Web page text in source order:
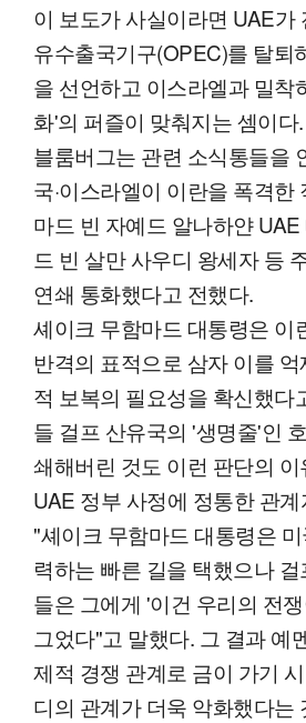
이 보도가 사실이라면 UAE가
유수출국기구(OPEC)를 탈퇴
을 선언하고 이스라엘과 밀착
화'의 퍼즐이 맞춰지는 셈이다.
블룸버그는 관련 소식통들을
국·이스라엘이 이란을 폭격한
마드 빈 자예드 알나하얀
드 빈 살만 사우디 왕세자 등
연쇄 통화했다고 전했다.
셰이크 무함마드 대통령은 이
반격의 표적으로 삼자 이를
적 보복의 필요성을 확신했다
들 걸프 산유국의 '생명줄'인
쇄해버린 것도 이런 판단의 이
UAE 정부 사정에 정통한 관
"셰이크 무함마드 대통령은
력하는 빠른 길을 택했으나
들은 그에게 '이건 우리의 전
그었다"고 말했다. 그 결과 예
제적 경쟁 관계로 금이 가기
디의 관계가 더욱 악화했다는